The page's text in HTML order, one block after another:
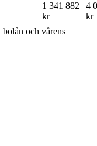
1 341 882
kr
4
kr
och vårens